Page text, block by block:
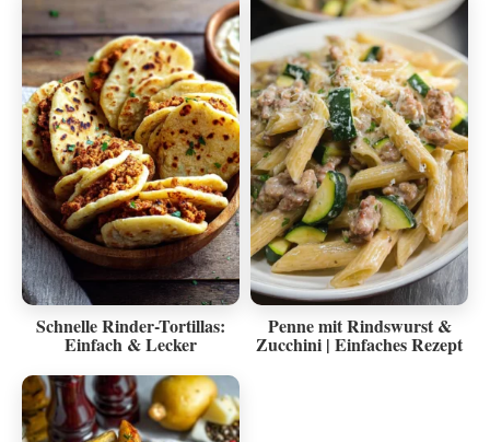
Schnelle Rinder-Tortillas:
Einfach & Lecker
Penne mit Rindswurst &
Zucchini | Einfaches Rezept